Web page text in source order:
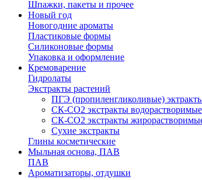
Шпажки, пакеты и прочее
Новый год
Новогодние ароматы
Пластиковые формы
Силиконовые формы
Упаковка и оформление
Кремоварение
Гидролаты
Экстракты растений
ПГЭ (пропиленгликоливые)
СК-СО2 экстракты
СК-СО2 экстракты
Сухие экстракты
Глины косметические
Мыльная основа, ПАВ
ПАВ
Ароматизаторы, отдушки